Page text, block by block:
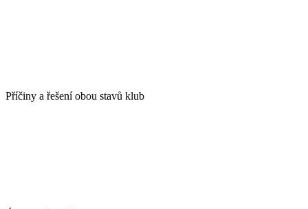
Příčiny a řešení obou stavů klub